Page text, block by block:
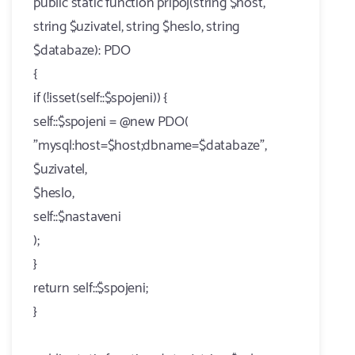
string $uzivatel, string $heslo, string
$databaze): PDO
{
if (!isset(self::$spojeni)) {
self::$spojeni = @new PDO(
"mysql:host=$host;dbname=$databaze",
$uzivatel,
$heslo,
self::$nastaveni
);
}
return self::$spojeni;
}